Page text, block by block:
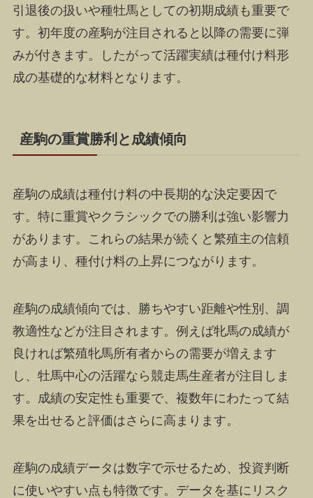
引退後の扱いや種牡馬としての初期成績も重要で
す。初年度の産駒が注目されると以降の需要に弾
みが付きます。したがって活躍実績は種付け料形
成の基礎的な材料となります。
産駒の重賞勝利と成績傾向
産駒の成績は種付け料の中長期的な決定要因で
す。特に重賞やクラシックでの勝利は強い影響力
があります。これらの結果が続くと繁殖主の信頼
が高まり、種付け料の上昇につながります。
産駒の成績傾向では、勝ちやすい距離や性別、調
教適性などが注目されます。例えば牝馬の成績が
良ければ繁殖牝馬所有者からの需要が増えます
し、牡馬中心の活躍なら競走馬生産者が注目しま
す。成績の安定性も重要で、複数年にわたって結
果を出せると評価はさらに高まります。
産駒の成績データは数字で示せるため、投資判断
に使いやすい点も特徴です。データを基にリスク